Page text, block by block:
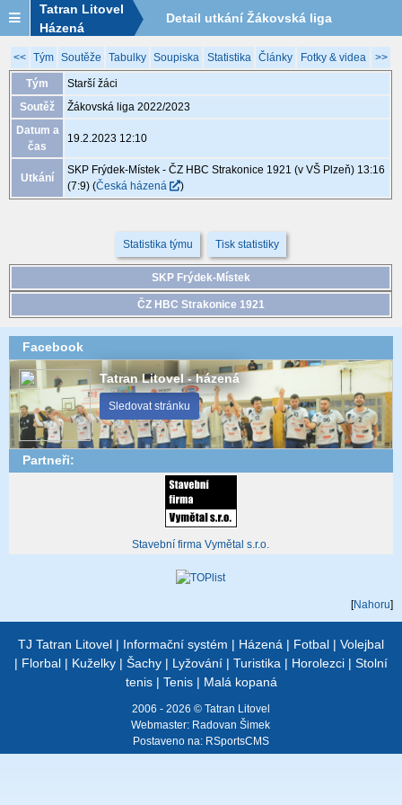
Tatran Litovel
Házená
Detail utkání Žákovská liga
2022/2023, XGB125, 19.2. 12:10
<< Tým Soutěže Tabulky Soupiska Statistika Články Fotky & videa >>
Tým
Starší žáci
Soutěž
Žákovská liga 2022/2023
Datum a
čas
19.2.2023 12:10
Utkání
SKP Frýdek-Místek - ČZ HBC Strakonice 1921 (v VŠ Plzeň) 13:16
(7:9)(Česká házená )
Statistika týmu Tisk statistiky
SKP Frýdek-Místek
ČZ HBC Strakonice 1921
Facebook
Tatran Litovel - házená
Sledovat stránku
Partneři:
Stavební firma Vymětal s.r.o.
[Nahoru]
TJ Tatran Litovel | Informační systém | Házená | Fotbal | Volejbal
| Florbal | Kuželky | Šachy | Lyžování | Turistika | Horolezci | Stolní
tenis| Tenis| Malá kopaná
2006 - 2026 © Tatran Litovel
Webmaster: Radovan Šimek
Postaveno na: RSportsCMS